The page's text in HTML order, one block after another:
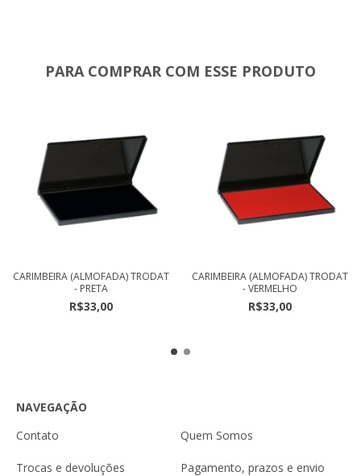
PARA COMPRAR COM ESSE PRODUTO
CARIMBEIRA (ALMOFADA) TRODAT
- PRETA
R$33,00
CARIMBEIRA (ALMOFADA) TRODAT
- VERMELHO
R$33,00
NAVEGAÇÃO
Contato
Quem Somos
Trocas e devoluções Pagamento, prazos e envio